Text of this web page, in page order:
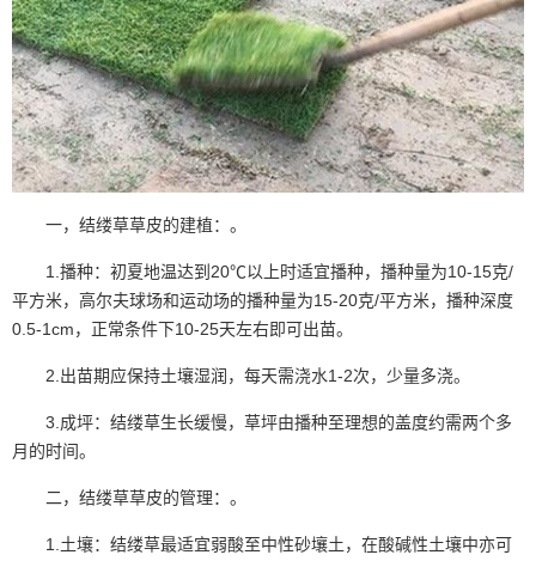
一，结缕草草皮的建植：。
1.播种：初夏地温达到20℃以上时适宜播种，播种量为10-15克/
平方米，高尔夫球场和运动场的播种量为15-20克/平方米，播种深度
0.5-1cm，正常条件下10-25天左右即可出苗。
2.出苗期应保持土壤湿润，每天需浇水1-2次，少量多浇。
3.成坪：结缕草生长缓慢，草坪由播种至理想的盖度约需两个多
月的时间。
二，结缕草草皮的管理：。
1.土壤：结缕草最适宜弱酸至中性砂壤土，在酸碱性土壤中亦可